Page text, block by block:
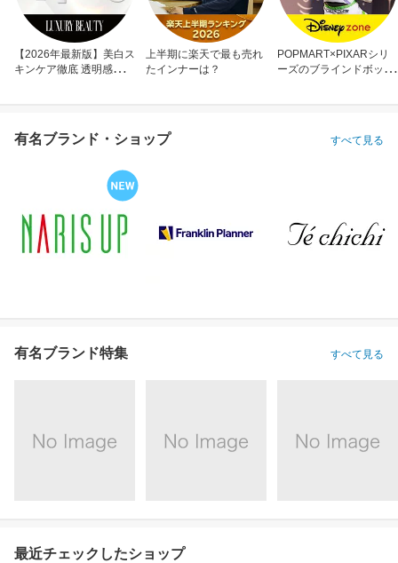
【2026年最新版】美白ス
キンケア徹底 透明感のあ
上半期に楽天で最も売れ
たインナーは？
POPMART×PIXARシリ
ーズのブラインドボック
有名ブランド・ショップ すべて見る
有名ブランド特集 すべて見る
最近チェックしたショップ